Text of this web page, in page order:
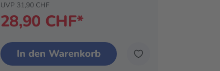
28,90 CHF*
UVP 31,90 CHF
In den Warenkorb